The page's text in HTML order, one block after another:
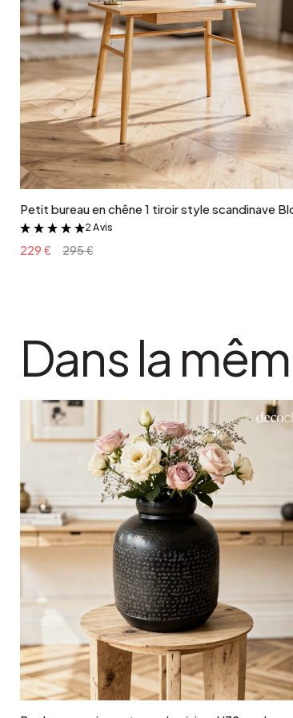
2 kg
type de fabrication
Soufflé bouche
coloris
Vert
Ajouter au panier
Petit bureau en chêne 1 tiroir style scandinave
&
2 Avis
229 € 295 €
Dans la
Ajouter au panier